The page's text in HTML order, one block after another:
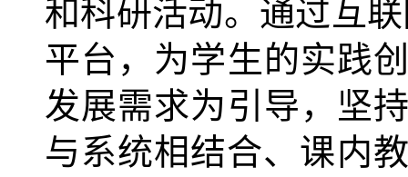
和科研活动。通过互
平台，为学生的实践
发展需求为引导，坚
与系统相结合、课内